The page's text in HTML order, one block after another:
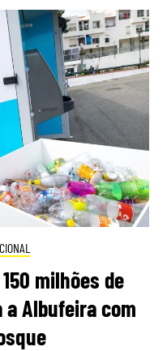
milhões de
a Albufeira com